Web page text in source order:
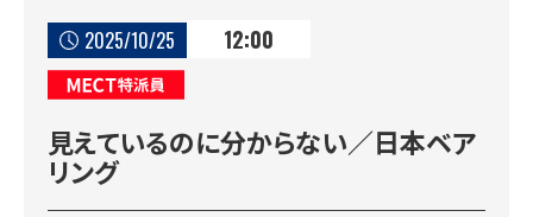
2025/10/25 12:00
MECT特派員
見えているのに分からない／日本ベア
リング